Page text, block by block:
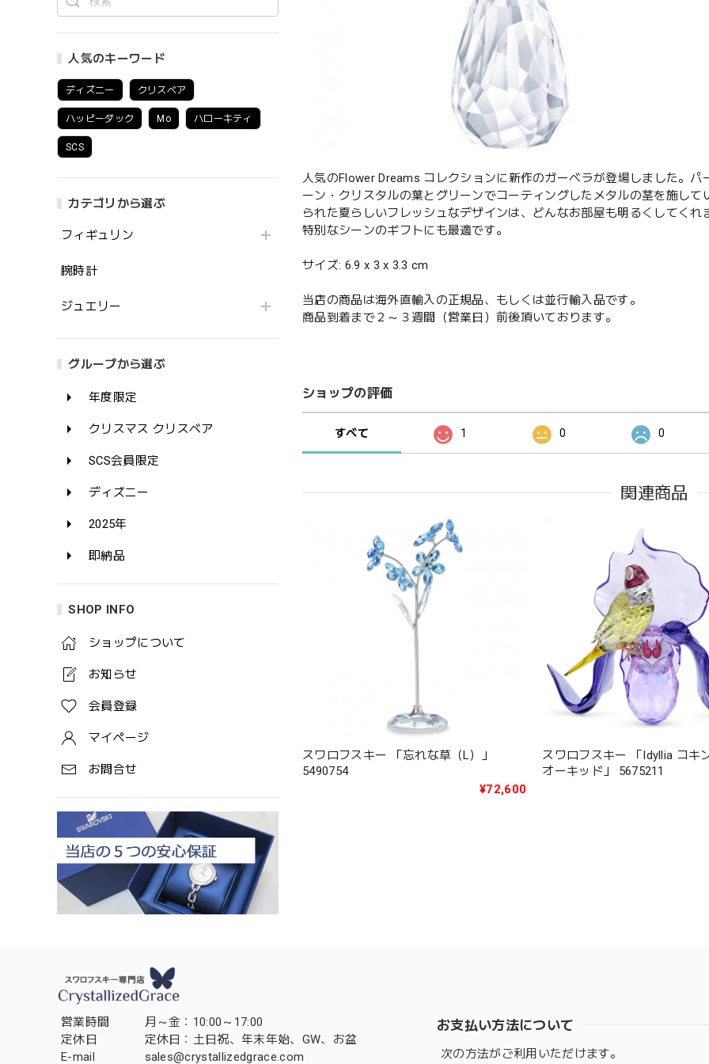
人気のキーワード
ディズニー クリスベア
ハッピーダック Mo ハローキティ
SCS
カテゴリから選ぶ
フィギュリン
腕時計
ジュエリー
グループから選ぶ
年度限定
クリスマス クリスベア
SCS会員限定
ディズニー
2025年
即納品
SHOP INFO
ショップについて
お知らせ
会員登録
マイページ
お問合せ
人気のFlower Dreams コレクションに新作のガーベラが登場しました。
ーン・クリスタルの葉とグリーンでコーティングしたメタルの茎を施し
られた夏らしいフレッシュなデザインは、どんなお部屋も明るくしてく
特別なシーンのギフトにも最適です。
サイズ: 6.9 x 3 x 3.3 cm
当店の商品は海外直輸入の正規品、もしくは並行輸入品です。
商品到着まで２～３週間（営業日）前後頂いております。
ショップの評価
すべて 1 0 0
関連商品
スワロフスキー 「忘れな草（L）」
5490754
¥72,600
スワロフスキー 「Idyllia コキ
オーキッド」 5675211
営業時間
月～金：10:00～17:00
定休日
定休日：土日祝、年末年始、GW、お盆
E-mail
sales@crystallizedgrace.com
お支払い方法について
次の方法がご利用いただけます。